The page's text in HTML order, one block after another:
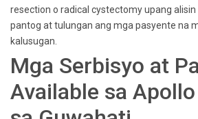
resection o radical cystectomy upang
pantog at tulungan ang mga pasyente na
kalusugan.
Mga Serbisyo at
Available sa